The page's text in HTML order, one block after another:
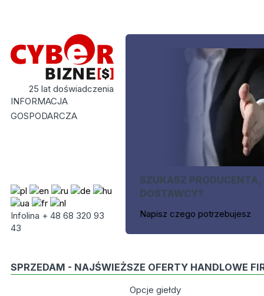
25 lat doświadczenia
INFORMACJA
GOSPODARCZA
Infolina + 48 68 320 93
43
SZUKASZ PRODUCENTA,
DOSTAWCY?
Napisz czego potrzebujesz
SPRZEDAM - NAJŚWIEŻSZE OFERTY HANDLOWE
Opcje giełdy